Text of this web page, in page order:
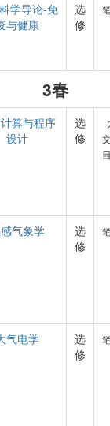
学导论-免
与健康
选
修
3春
算与程序
设计
选
修
气象学
选
修
气电学
选
修